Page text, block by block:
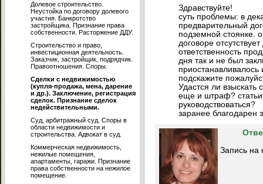
Долевое строительство.
Неустойка по договору долевого
участия. Банкротство
застройщика. Признание права
собственности. Расторжение ДДУ.
Строительство и право,
инвестиционная деятельность.
Заказчик, застройщик, подрядчик.
Правоотношения. Споры.
Сделки с недвижимостью
(купля-продажа, мена, дарение
и др.). Заключение, регистрация
сделок. Признание сделок
недействительными.
Суд, арбитражный суд. Споры в
области недвижимости и
строительства. Адвокат в суд.
Коммерческая недвижимость,
нежилые помещения,
апартаменты, гаражи. Признание
права собственности на нежилое
помещение.
Здравствуйте!
суть проблемы: в
предварительный
подземной стоянке.
договоре
ответственность
дня так и не был
приостанавливалось
подскажите
Удастся ли
еще и штраф?
руководствоваться?
заранее благодарен
Запись на